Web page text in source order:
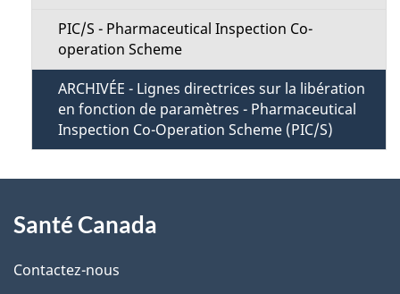
PIC/S - Pharmaceutical Inspection Co-
operation Scheme
ARCHIVÉE - Lignes directrices sur la libération
en fonction de paramètres - Pharmaceutical
Inspection Co-Operation Scheme (PIC/S)
propos
de
Santé Canada
Contactez-nous